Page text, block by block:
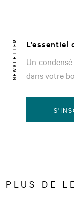
NEWSLETTER
L’essentiel
Un
dans votre
PLUS DE